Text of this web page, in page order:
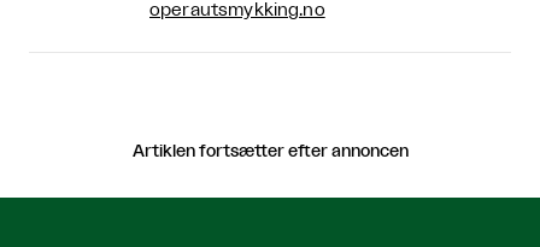
operautsmykking.no
Artiklen fortsætter efter annoncen